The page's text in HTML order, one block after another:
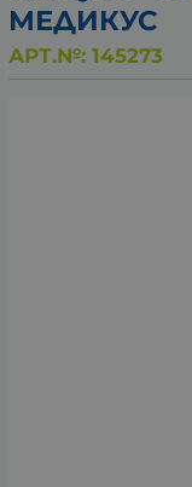
МЕДИКУС
АРТ.№: 145273